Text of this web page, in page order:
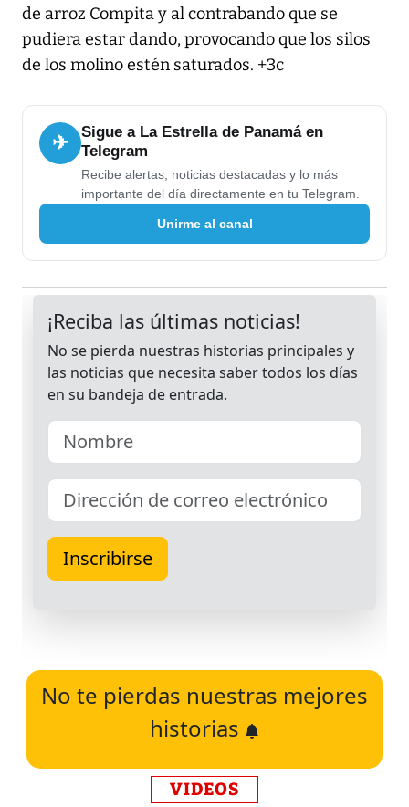
de arroz Compita y al contrabando que se
pudiera estar dando, provocando que los silos
de los molino estén saturados. +3c
✈
Sigue a La Estrella de Panamá en
Telegram
Recibe alertas, noticias destacadas y lo más
importante del día directamente en tu Telegram.
Unirme al canal
No te pierdas nuestras mejores
historias
VIDEOS